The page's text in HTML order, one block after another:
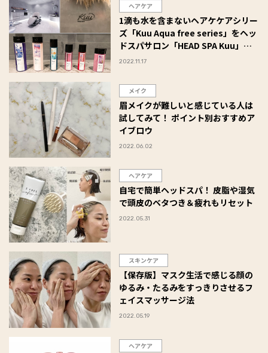
ヘアケア
1滴も水を含まないヘアケケアシリー
ズ「Kuu Aqua free series」をヘッ
ドスパサロン「HEAD SPA Kuu」で
体験！#Omezaトーク
2022.11.17
メイク
眉メイクが難しいと感じている人は
試してみて！ ポイント別おすすめア
イブロウ
2022.06.02
ヘアケア
自宅で簡単ヘッドスパ！ 皮脂や湿気
で頭皮のベタつき＆疲れもリセット
2022.05.31
スキンケア
【保存版】マスク生活で感じる顔の
ゆるみ・たるみをすっきりさせるフ
ェイスマッサージ法
2022.05.19
ヘアケア